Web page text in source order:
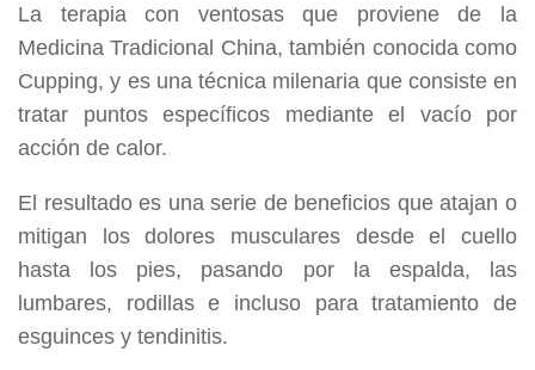
La terapia con ventosas que proviene de la
Medicina Tradicional China, también conocida como
Cupping, y es una técnica milenaria que consiste en
tratar puntos específicos mediante el vacío por
acción de calor.
El resultado es una serie de beneficios que atajan o
mitigan los dolores musculares desde el cuello
hasta los pies, pasando por la espalda, las
lumbares, rodillas e incluso para tratamiento de
esguinces y tendinitis.